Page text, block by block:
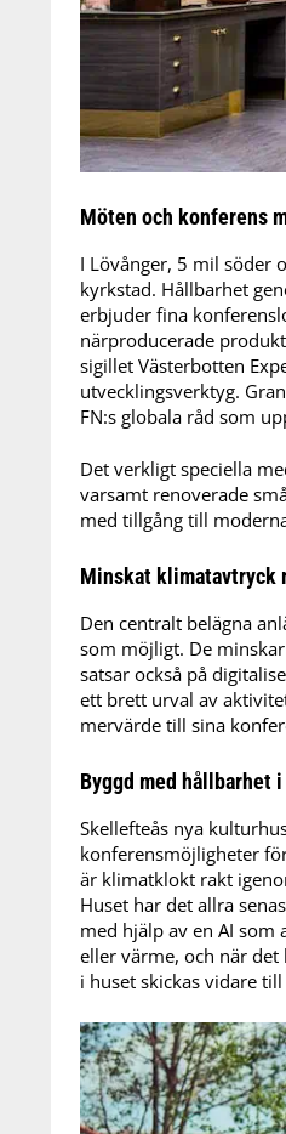
Möten och konferens
I Lövånger, 5 mil söder
kyrkstad. Hållbarhet
erbjuder fina
närproducerade
sigillet Västerbotten
utvecklingsverktyg.
FN:s globala råd som
Det verkligt speciella
varsamt renoverade
med tillgång till
Minskat klimatavtryck
Den centralt belägna
som möjligt. De
satsar också på
ett brett urval av
mervärde till sina
Byggd med hållbarhet
Skellefteås nya
konferensmöjligheter
är klimatklokt rakt
Huset har det allra
med hjälp av en AI som
eller värme, och när
i huset skickas vidare